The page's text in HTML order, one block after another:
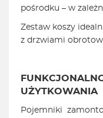
pośrodku – w
Zestaw koszy
z drzwiami
UŻYTKOWANIA
Pojemniki